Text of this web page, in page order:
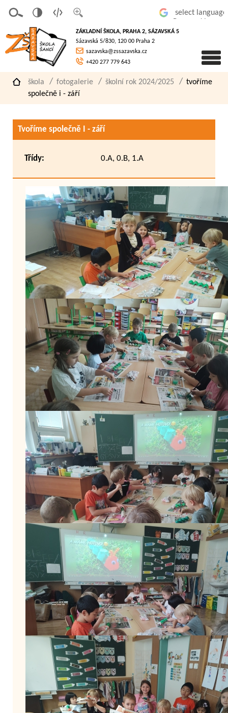
písmo
á
verze
pro
slaboz
raké
ZÁKLADNÍ ŠKOLA, PRAHA 2, SÁZAVSKÁ 5
Sázavská 5/830, 120 00 Praha 2
sazavska@zssazavska.cz
+420 277 779 643
škola fotogalerie školní rok 2024/2025
tvoříme
společně i - září
Tvoříme společně I - září
Třídy: 0.A, 0.B, 1.A